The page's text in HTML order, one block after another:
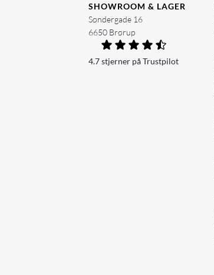
SHOWROOM & LAGER
Søndergade 16
6650 Brørup
4.7 stjerner på Trustpilot